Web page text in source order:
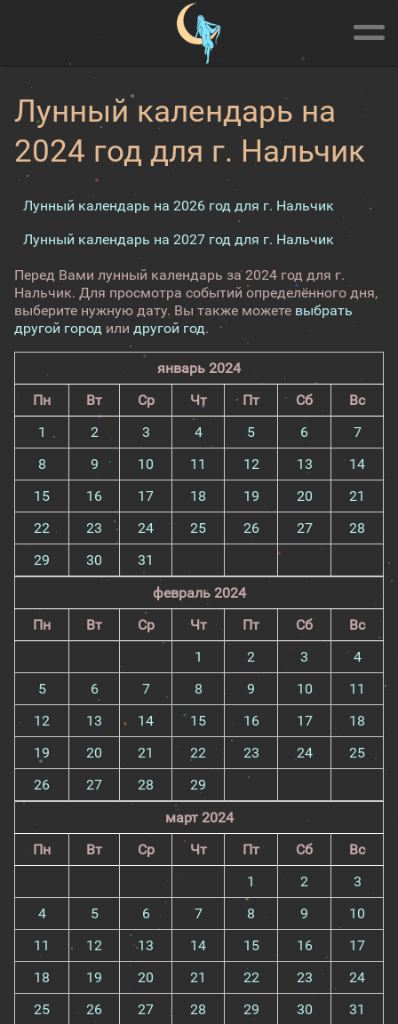
Лунный календарь на
2024 год для г. Нальчик
Лунный календарь на 2026 год для г. Нальчик
Лунный календарь на 2027 год для г. Нальчик
Перед Вами лунный календарь за 2024 год для г.
Нальчик. Для просмотра событий определённого дня,
выберите нужную дату. Вы также можете выбрать
другой город или другой год.
январь 2024
Пн
Вт Ср Чт Пт Сб
Вс
1
2 3 4 5 6
7
8
9 10 11 12 13
14
15
16 17 18 19 20
21
22
23 24 25 26 27
28
29
30
31
февраль 2024
Пн
Вт Ср Чт Пт Сб
Вс
1
2 3
4
5
6 7 8 9 10
11
12
13 14 15 16 17
18
19
20 21 22 23 24
25
26
27 28
29
март 2024
Пн
Вт Ср Чт Пт Сб
Вс
1
2
3
4
5 6 7 8 9
10
11
12 13 14 15 16
17
18
19 20 21 22 23
24
25
26 27 28 29 30
31